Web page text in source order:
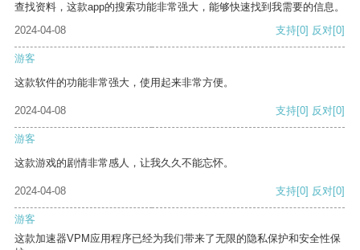
查找资料，这款app的搜索功能非常强大，能够快速找到我需要的信息。
2024-04-08
支持[0] 反对[0]
游客
这款软件的功能非常强大，使用起来非常方便。
2024-04-08 支持[0] 反对[0]
游客
这款游戏的剧情非常感人，让我久久不能忘怀。
2024-04-08 支持[0] 反对[0]
游客
这款加速器VPM应用程序已经为我们带来了无限的隐私保护和安全性保